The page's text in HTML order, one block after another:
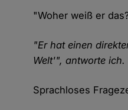
"Woher weiß er
"Er hat einen
Welt'", antworte ich.
Sprachloses